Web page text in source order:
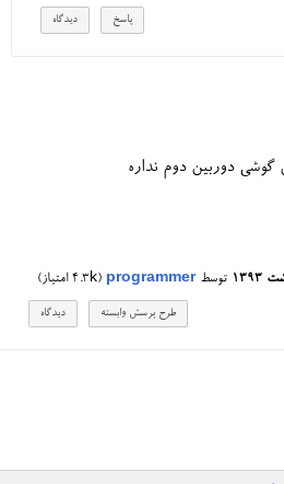
گوشی دوربین دوم نداره
توسطprogrammer
(
4.3k امتیاز)